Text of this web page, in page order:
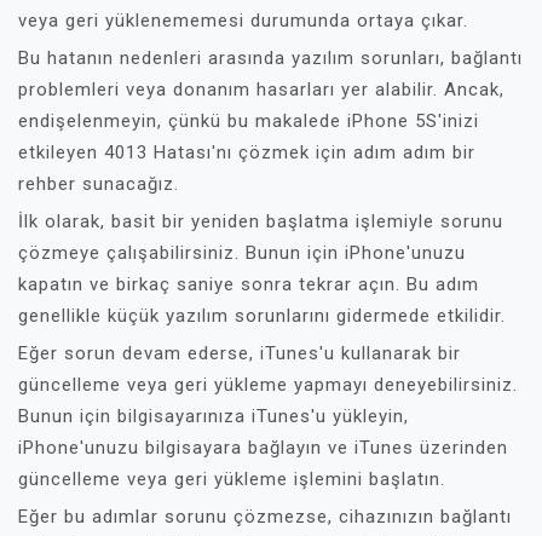
veya geri yüklenememesi durumunda ortaya çıkar.
Bu hatanın nedenleri arasında yazılım sorunları, bağlantı
problemleri veya donanım hasarları yer alabilir. Ancak,
endişelenmeyin, çünkü bu makalede iPhone 5S'inizi
etkileyen 4013 Hatası'nı çözmek için adım adım bir
rehber sunacağız.
İlk olarak, basit bir yeniden başlatma işlemiyle sorunu
çözmeye çalışabilirsiniz. Bunun için iPhone'unuzu
kapatın ve birkaç saniye sonra tekrar açın. Bu adım
genellikle küçük yazılım sorunlarını gidermede etkilidir.
Eğer sorun devam ederse, iTunes'u kullanarak bir
güncelleme veya geri yükleme yapmayı deneyebilirsiniz.
Bunun için bilgisayarınıza iTunes'u yükleyin,
iPhone'unuzu bilgisayara bağlayın ve iTunes üzerinden
güncelleme veya geri yükleme işlemini başlatın.
Eğer bu adımlar sorunu çözmezse, cihazınızın bağlantı